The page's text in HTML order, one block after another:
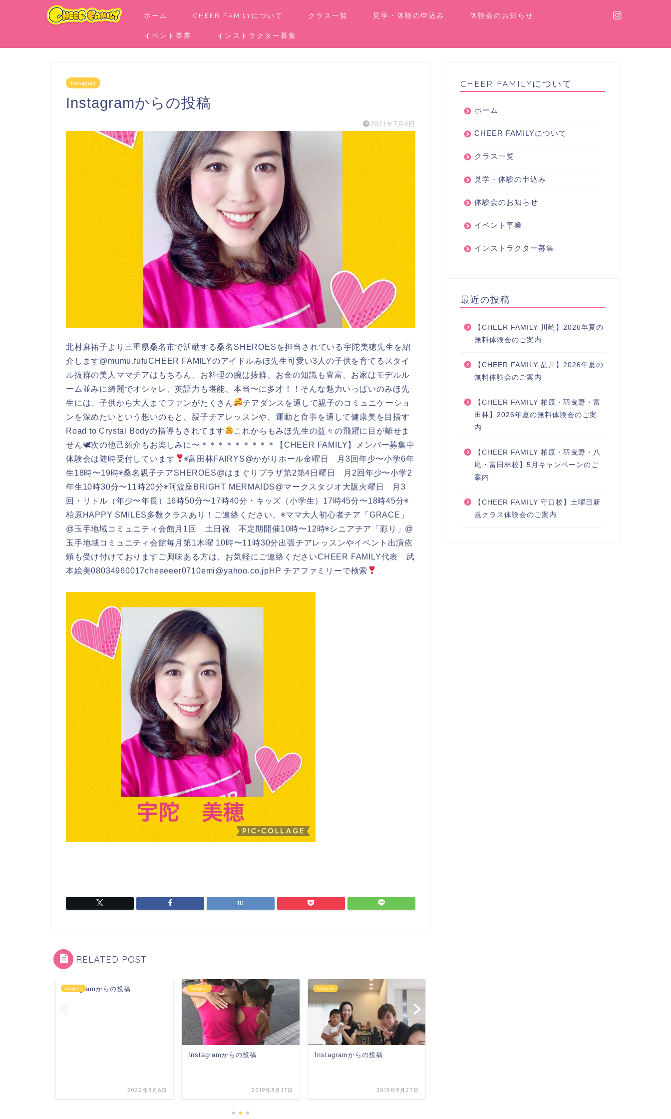
ホーム CHEER FAMILYについて クラス一覧 見学・体験の申込み 体験会のお知らせ
イベント事業 インストラクター募集
Instagram
Instagramからの投稿
2021年7月4日
北村麻祐子より三重県桑名市で活動する桑名SHEROESを担当されている宇陀美穂先生を紹
介します@mumu.fufuCHEER FAMILYのアイドルみほ先生可愛い3人の子供を育てるスタイ
ル抜群の美人ママチアはもちろん、お料理の腕は抜群、お金の知識も豊富、お家はモデルル
ーム並みに綺麗でオシャレ、英語力も堪能、本当〜に多才！！そんな魅力いっぱいのみほ先
生には、子供から大人までファンがたくさん
チアダンスを通して親子のコミュニケーショ
ンを深めたいという想いのもと、親子チアレッスンや、運動と食事を通して健康美を目指す
Road to Crystal Bodyの指導もされてます
これからもみほ先生の益々の飛躍に目が離せま
せん🕊次の他己紹介もお楽しみに〜＊＊＊＊＊＊＊＊＊【CHEER FAMILY】メンバー募集中
体験会は随時受付しています
◉富田林FAIRYS@かがりホール金曜日 月3回年少〜小学6年
生18時〜19時◉桑名親子チアSHEROES@はまぐりプラザ第2第4日曜日 月2回年少〜小学2
年生10時30分〜11時20分◉阿波座BRIGHT MERMAIDS@マークスタジオ大阪火曜日 月3
回・リトル（年少〜年長）16時50分〜17時40分・キッズ（小学生）17時45分〜18時45分◉
柏原HAPPY SMILES多数クラスあり！ご連絡ください。◉ママ大人初心者チア「GRACE」
@玉手地域コミュニティ会館月1回 土日祝 不定期開催10時〜12時◉シニアチア「彩り」@
玉手地域コミュニティ会館毎月第1木曜 10時〜11時30分出張チアレッスンやイベント出演依
頼も受け付けておりますご興味ある方は、お気軽にご連絡くださいCHEER FAMILY代表 武
本絵美08034960017cheeeeer0710emi@yahoo.co.jpHP チアファミリーで検索
RELATED POST
Instagram
Instagramからの投稿
2022年8月6日
Instagram
Instagramからの投稿
2019年8月17日
Instagram
Instagramからの投稿
2019年9月27日
CHEER FAMILYについて
ホーム
CHEER FAMILYについて
クラス一覧
見学・体験の申込み
体験会のお知らせ
イベント事業
インストラクター募集
最近の投稿
【CHEER FAMILY 川崎】2026年夏の
無料体験会のご案内
【CHEER FAMILY 品川】2026年夏の
無料体験会のご案内
【CHEER FAMILY 柏原・羽曳野・富
田林】2026年夏の無料体験会のご案
内
【CHEER FAMILY 柏原・羽曳野・八
尾・富田林校】5月キャンペーンのご
案内
【CHEER FAMILY 守口校】土曜日新
規クラス体験会のご案内